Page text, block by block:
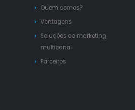
Quem somos?
Ventagens
Soluções de marketing
multicanal
Parceiros